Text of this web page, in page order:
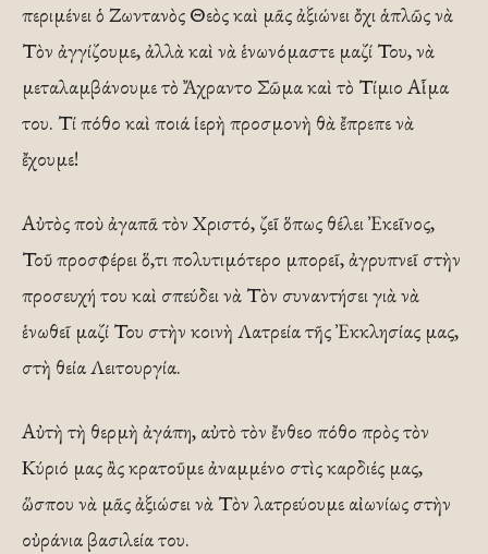
περιμένει ὁ Ζωντανὸς Θεὸς καὶ μᾶς ἀξιώνει ὄχι ἁπλῶς νὰ
Τὸν ἀγγίζουμε, ἀλλὰ καὶ νὰ ἑνωνόμαστε μαζί Του, νὰ
μεταλαμβάνουμε τὸ Ἄχραντο Σῶ­μα καὶ τὸ Τίμιο Αἷμα
του. Τί πόθο καὶ ποιά ἱερὴ προσ­μονὴ θὰ ἔπρεπε νὰ
ἔχουμε!
Αὐτὸς ποὺ ἀγαπᾶ τὸν Χριστό, ζεῖ ὅπως θέλει Ἐκεῖνος,
Τοῦ προσφέρει ὅ,τι πολυτιμότερο μπορεῖ, ἀγρυπνεῖ στὴν
προσευχή του καὶ σπεύδει νὰ Τὸν συναν­τήσει γιὰ νὰ
ἑνωθεῖ μαζί Του στὴν κοινὴ Λατρεία τῆς Ἐκκλησίας μας,
στὴ θεία Λειτουργία.
Αὐτὴ τὴ θερμὴ ἀγάπη, αὐτὸ τὸν ἔνθεο πόθο πρὸς τὸν
Κύριό μας ἂς κρατοῦμε ἀναμμένο στὶς καρδιές μας,
ὥσπου νὰ μᾶς ἀξιώσει νὰ Τὸν λατρεύουμε αἰωνίως στὴν
οὐράνια βασιλεία του.